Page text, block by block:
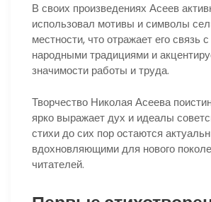
В своих произведениях Асеев
использовал мотивы и символы
местности, что отражает его связь
народными традициями и
значимости работы и труда.
Творчество Николая Асеева
ярко выражает дух и идеалы
стихи до сих пор остаются
вдохновляющими для нового
читателей.